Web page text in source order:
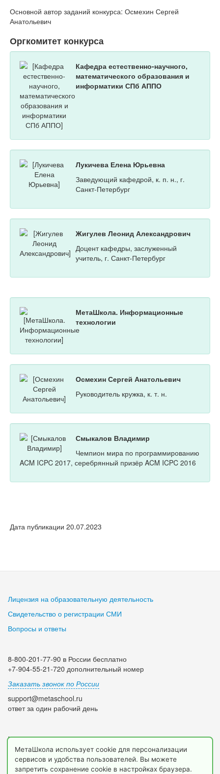
Основной автор заданий конкурса: Осмехин Сергей
Анатольевич
Оргкомитет конкурса
Кафедра естественно-научного,
математического образования и
информатики СПб АППО
Лукичева Елена Юрьевна
Заведующий кафедрой, к. п. н., г.
Санкт-Петербург
Жигулев Леонид Александрович
Доцент кафедры, заслуженный
учитель, г. Санкт-Петербург
МетаШкола. Информационные
технологии
Осмехин Сергей Анатольевич
Руководитель кружка, к. т. н.
Смыкалов Владимир
Чемпион мира по программированию
ACM ICPC 2017, серебрянный призёр ACM ICPC 2016
Дата публикации 20.07.2023
Лицензия на образовательную деятельность
Свидетельство о регистрации СМИ
Вопросы и ответы
8-800-201-77-90 в России бесплатно
+7-904-55-21-720 дополнительный номер
Заказать звонок по России
support@metaschool.ru
ответ за один рабочий день
Мы в социальных сетях:
МетаШкола использует cookie для персонализации
сервисов и удобства пользователей. Вы можете
запретить сохранение cookie в настройках браузера.